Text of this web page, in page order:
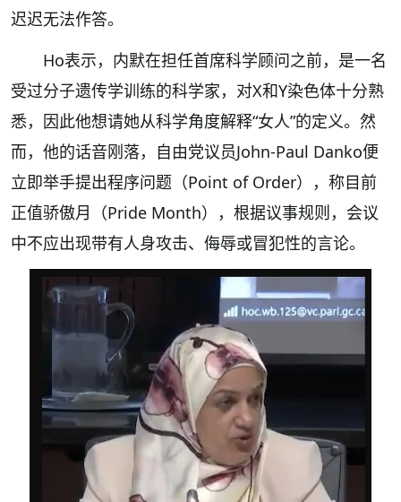
迟迟无法作答。
Ho表示，内默在担任首席科学顾问之前，是一名
受过分子遗传学训练的科学家，对X和Y染色体十分熟
悉，因此他想请她从科学角度解释“女人”的定义。然
而，他的话音刚落，自由党议员John-Paul Danko便
立即举手提出程序问题（Point of Order），称目前
正值骄傲月（Pride Month），根据议事规则，会议
中不应出现带有人身攻击、侮辱或冒犯性的言论。